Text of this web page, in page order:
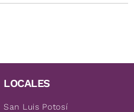
LOCALES
San Luis Potosí